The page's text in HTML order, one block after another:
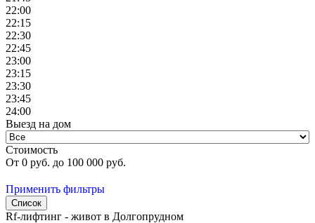
22:00
22:15
22:30
22:45
23:00
23:15
23:30
23:45
24:00
Выезд на дом
Стоимость
От 0 руб. до 100 000 руб.
Применить фильтры
Список
Rf-лифтинг - живот в Долгопрудном